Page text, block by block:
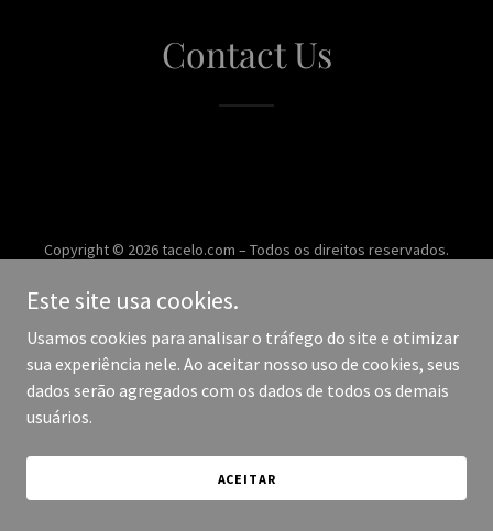
Contact Us
Copyright © 2026 tacelo.com – Todos os direitos reservados.
Desenvolvido por
Este site usa cookies.
Usamos cookies para analisar o tráfego do site e otimizar
sua experiência nele. Ao aceitar nosso uso de cookies, seus
dados serão agregados com os dados de todos os demais
usuários.
ACEITAR